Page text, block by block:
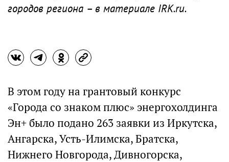
городов региона – в материале IRK.ru.
В этом году на грантовый конкурс
«Города со знаком плюс» энергохолдинга
Эн+ было подано 263 заявки из Иркутска,
Ангарска, Усть-Илимска, Братска,
Нижнего Новгорода, Дивногорска,